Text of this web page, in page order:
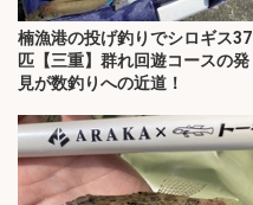
楠漁港の投げ釣りでシロギス37
匹【三重】群れ回遊コースの発
見が数釣りへの近道！